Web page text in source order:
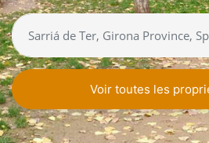
Voir toutes les